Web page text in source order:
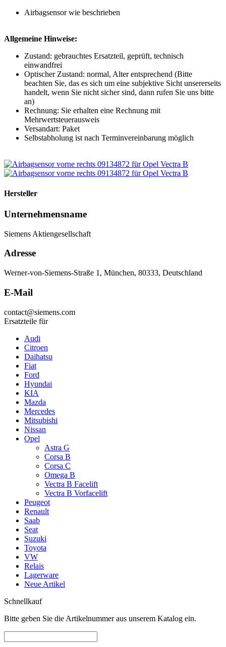
Airbagsensor wie beschrieben
Allgemeine Hinweise:
Zustand: gebrauchtes Ersatzteil, geprüft, technisch
einwandfrei
Optischer Zustand: normal, Alter entsprechend (Bitte
beachten Sie, das es sich um eine subjektive Sicht unsererseits
handelt, wenn Sie nicht sicher sind, dann rufen Sie uns bitte
an)
Rechnung: Sie erhalten eine Rechnung mit
Mehrwertsteuerausweis
Versandart: Paket
Selbstabholung ist nach Terminvereinbarung möglich
Hersteller
Unternehmensname
Siemens Aktiengesellschaft
Adresse
Werner-von-Siemens-Straße 1, München, 80333, Deutschland
E-Mail
contact@siemens.com
Ersatzteile für
Audi
Citroen
Daihatsu
Fiat
Ford
Hyundai
KIA
Mazda
Mercedes
Mitsubishi
Nissan
Opel
Astra G
Corsa B
Corsa C
Omega B
Vectra B Facelift
Vectra B Vorfacelift
Peugeot
Renault
Saab
Seat
Suzuki
Toyota
VW
Relais
Lagerware
Neue Artikel
Schnellkauf
Bitte geben Sie die Artikelnummer aus unserem Katalog ein.